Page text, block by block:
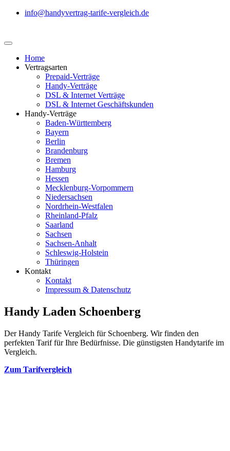
info@handyvertrag-tarife-vergleich.de
Home
Vertragsarten
Prepaid-Verträge
Handy-Verträge
DSL & Internet Verträge
DSL & Internet Geschäftskunden
Handy-Verträge
Baden-Württemberg
Bayern
Berlin
Brandenburg
Bremen
Hamburg
Hessen
Mecklenburg-Vorpommern
Niedersachsen
Nordrhein-Westfalen
Rheinland-Pfalz
Saarland
Sachsen
Sachsen-Anhalt
Schleswig-Holstein
Thüringen
Kontakt
Kontakt
Impressum & Datenschutz
Handy Laden Schoenberg
Der Handy Tarife Vergleich für Schoenberg. Wir finden den
perfekten Tarif für Ihre Bedürfnisse. Die günstigsten Handytarife im
Vergleich.
Zum Tarifvergleich